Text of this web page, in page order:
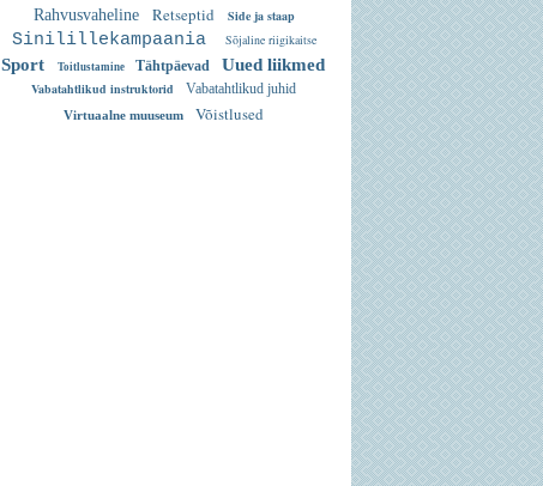
Rahvusvaheline Retseptid Side ja staap
Sinilillekampaania Sõjaline riigikaitse
Sport Toitlustamine Tähtpäevad Uued liikmed
Vabatahtlikud instruktorid Vabatahtlikud juhid
Virtuaalne muuseum Võistlused